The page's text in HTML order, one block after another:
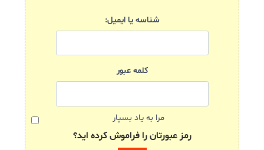
شناسه یا ایمیل:
کلمه عبور
مرا به یاد بسپار
رمز عبورتان را فراموش کرده اید؟